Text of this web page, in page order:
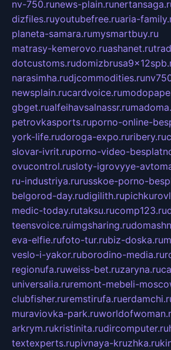
nv-750.runews-plain.ru
dizfiles.ruyoutubefree.ruaria-
planeta-samara.rumysmartbuy.ru
matrasy-kemerovo.ruashanet.ru
dotcustoms.ru
narasimha.rudjcommodities.ru
newsplain.rucardvoice.ru
gbget.rualfeihavsalnassr.ru
petrovkasports.ruporno-online-
york-life.rudoroga-expo.ruribery.ru
slovar-ivrit.ruporno-video-
ovucontrol.rusloty-igrovyye-
ru-industriya.rurusskoe-porno-
belgorod-day.rudigilith.ru
medic-today.rutaksu.rucomp123.ru
teensvoice.ruimgsharing.ru
eva-elfie.rufoto-tur.rubiz-doska.ru
veslo-i-yakor.ruborodino-media.ru
regionufa.ruweiss-bet.ruzaryna.ru
universalia.ruremont-mebeli-
clubfisher.ruremstirufa.ru
muraviovka-park.ru
arkrym.rukristinita.rudircomputer.ru
textexperts.rupivnaya-kruzhka.ru